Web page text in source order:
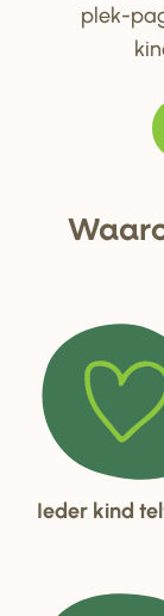
plek-
Waar
Ieder kind